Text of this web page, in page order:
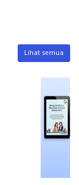
Lihat semua